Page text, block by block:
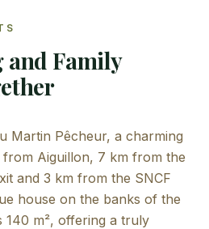
and Family
Martin Pêcheur, a charming
from Aiguillon, 7 km from the
and 3 km from the SNCF
house on the banks of the
140 m², offering a truly